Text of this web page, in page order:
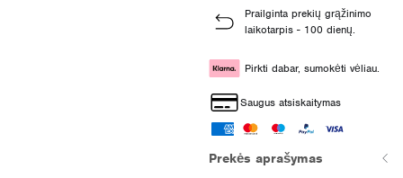
Prailginta prekių grąžinimo
laikotarpis - 100 dienų.
Pirkti dabar, sumokėti vėliau.
Saugus atsiskaitymas
Prekės aprašymas